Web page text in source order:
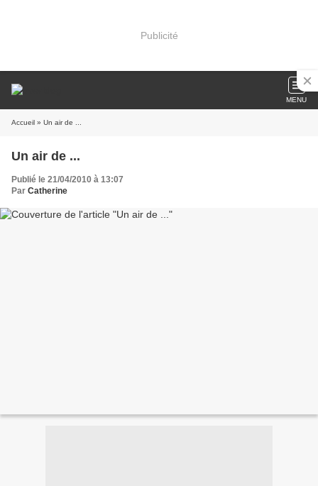
Publicité
MENU
Accueil » Un air de ...
Un air de ...
Publié le 21/04/2010 à 13:07
Par Catherine